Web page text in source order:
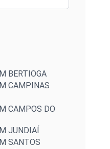
BERTIOGA
CAMPINAS
CAMPOS DO
JUNDIAÍ
SANTOS